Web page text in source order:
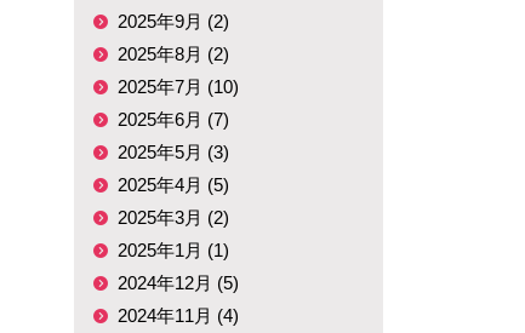
2025年9月 (2)
2025年8月 (2)
2025年7月 (10)
2025年6月 (7)
2025年5月 (3)
2025年4月 (5)
2025年3月 (2)
2025年1月 (1)
2024年12月 (5)
2024年11月 (4)